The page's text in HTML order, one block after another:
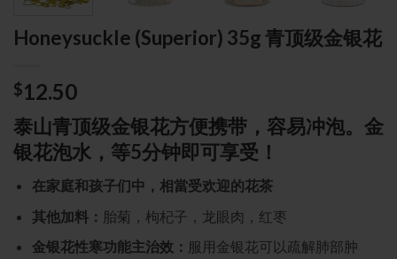
Honeysuckle (Superior) 35g 青顶级金银花
$12.50
泰山青顶级金银花方便携带，容易冲泡。金
银花泡水，等5分钟即可享受！
在家庭和孩子们中，相當受欢迎的花茶
其他加料： 胎菊，枸杞子，龙眼肉，红枣
金银花性寒功能主治效： 服用金银花可以疏解肺部肿